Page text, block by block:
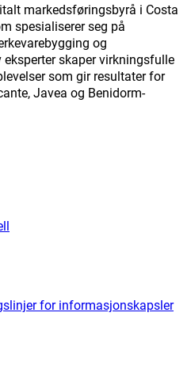
markedsføringsbyrå i Costa
spesialiserer seg på
og
skaper virkningsfulle
som gir resultater for
Javea og Benidorm-
for informasjonskapsler